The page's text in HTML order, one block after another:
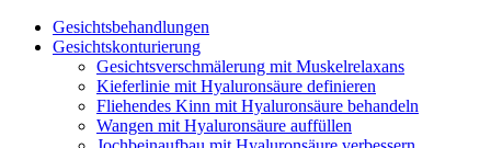
Gesichtsbehandlungen
Gesichtskonturierung
Gesichtsverschmälerung mit Muskelrelaxans
Kieferlinie mit Hyaluronsäure definieren
Fliehendes Kinn mit Hyaluronsäure behandeln
Wangen mit Hyaluronsäure auffüllen